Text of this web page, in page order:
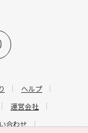
ヘルプ
運営会社
合わせ